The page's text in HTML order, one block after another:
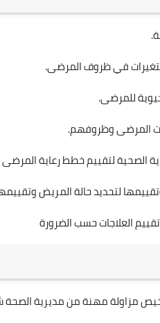
في ظروف المرضى.
للمرضى.
المرضى وظروفهم.
الصحية لتقييم خطط رعاية
لتحديد حالة المريض
العلاجات حسب الضرورة
مزاولة مهنة من مديرية